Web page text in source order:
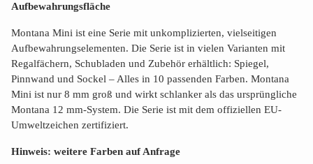
Aufbewahrungsfläche
Montana Mini ist eine Serie mit unkomplizierten, vielseitigen
Aufbewahrungselementen. Die Serie ist in vielen Varianten mit
Regalfächern, Schubladen und Zubehör erhältlich: Spiegel,
Pinnwand und Sockel – Alles in 10 passenden Farben. Montana
Mini ist nur 8 mm groß und wirkt schlanker als das ursprüngliche
Montana 12 mm-System. Die Serie ist mit dem offiziellen EU-
Umweltzeichen zertifiziert.
Hinweis: weitere Farben auf Anfrage